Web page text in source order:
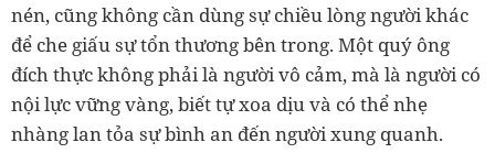
nén, cũng không cần dùng sự chiều lòng người khác
để che giấu sự tổn thương bên trong. Một quý ông
đích thực không phải là người vô cảm, mà là người có
nội lực vững vàng, biết tự xoa dịu và có thể nhẹ
nhàng lan tỏa sự bình an đến người xung quanh.